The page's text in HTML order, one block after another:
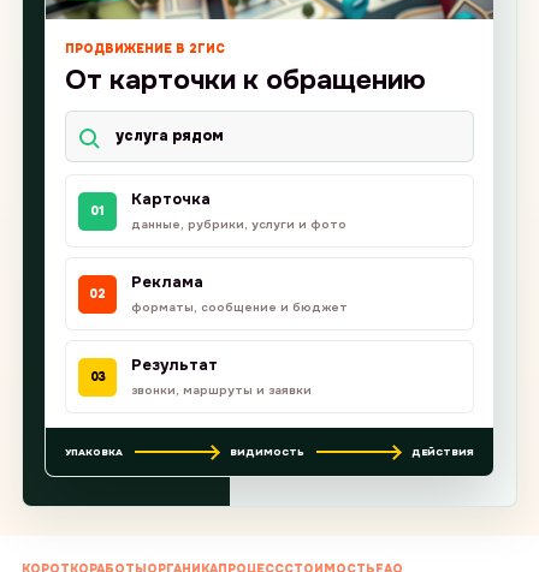
ПРОДВИЖЕНИЕ В 2ГИС
От карточки к обращению
услуга рядом
01
Карточка
данные, рубрики, услуги и фото
02
Реклама
форматы, сообщение и бюджет
03
Результат
звонки, маршруты и заявки
УПАКОВКА ВИДИМОСТЬ ДЕЙСТВИЯ
КОРОТКОРАБОТЫОРГАНИКАПРОЦЕСССТОИМОСТЬFAQ